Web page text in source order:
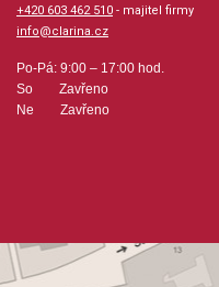
+420 603 462 510 - majitel firmy
info@clarina.cz
Po-Pá: 9:00 – 17:00 hod.
So Zavřeno
Ne Zavřeno